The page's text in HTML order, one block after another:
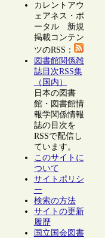
カレントアウ
ェアネス・ポ
ータル 新規
掲載コンテン
ツのRSS：
図書館関係雑
誌目次RSS集
（国内）
日本の図書
館・図書館情
報学関係情報
誌の目次を
RSSで配信し
ています。
このサイトに
ついて
サイトポリシ
ー
検索の方法
サイトの更新
履歴
国立国会図書